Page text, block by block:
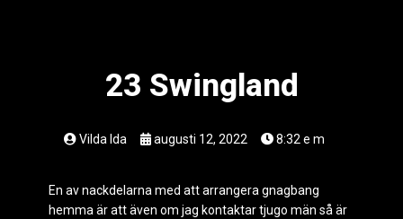
23 Swingland
Vilda Ida augusti 12, 2022 8:32 e m
En av nackdelarna med att arrangera gnagbang
hemma är att även om jag kontaktar tjugo män så är